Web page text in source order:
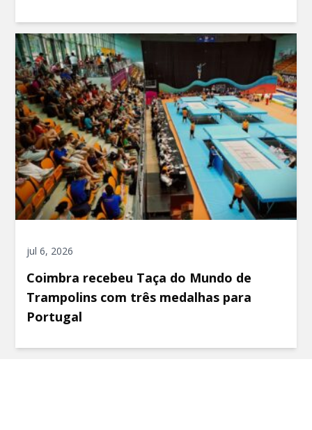
jul 6, 2026
Coimbra recebeu Taça do Mundo de
Trampolins com três medalhas para
Portugal